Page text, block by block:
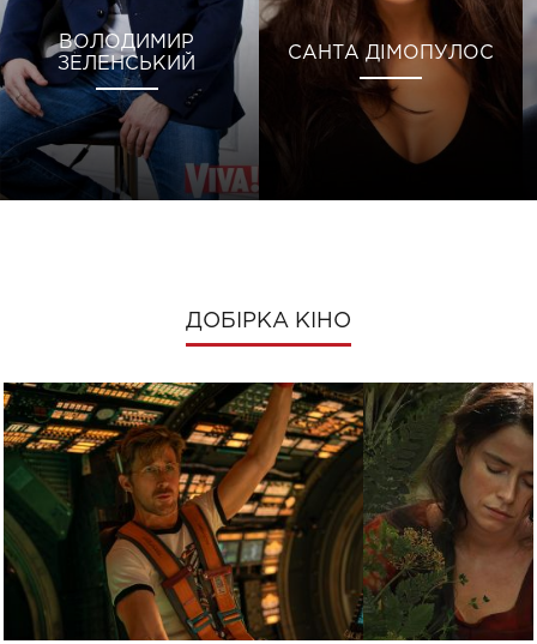
ВОЛОДИМИР
ЗЕЛЕНСЬКИЙ
САНТА ДІМОПУЛОС
ДОБІРКА КІНО